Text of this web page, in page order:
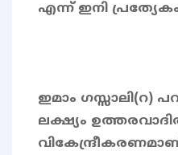
എന്ന് ഇനി
ഇമാം ഗസ്സാലി(റ)
ലക്ഷ്യം